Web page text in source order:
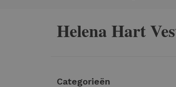
Helena Hart
Categorieën